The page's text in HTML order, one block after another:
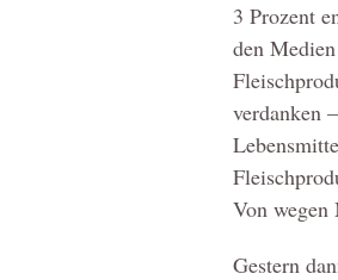
3 Prozent
den
verdanken
Von wegen
Gestern